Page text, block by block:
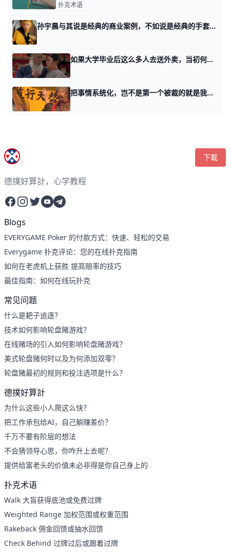
扑克术语
孙宇晨与其说是经典的商业案例，不如说是经典的手套案例 我接连几次提及孙宇晨昔日考北大的骚操作。 有读者问我，这个身家千亿的90后富豪。 是不是我那天在出路当中提及商业体系的经典案例？ 你这是一个理解上
如果大学毕业后这么多人去送外卖，当初何不快乐教育？ 那天在讲谋生话题时，有读者留言问了我一个很尖锐的问题。 他的原话太尖锐了，放不出来，我让风控润色下，大体上是这个意思。 他在质疑，我们的媒体总是
把事情系统化，岂不是第一个被裁的就是我？ 我曾经讲过，当年我还在职场执行层的时候，我很喜欢把我做过的事情系统化，把系统化的事情推广化，把推广化的事情标准化。 陆续有满级读者来问我，这么
下載
德撲好算計，心学教程
Facebook
Instagram
Twitter
YouTube
Telegram
Blogs
EVERYGAME Poker 的付款方式：快速、轻松的交易
Everygame 扑克评论：您的在线扑克指南
如何在老虎机上获胜 提高赔率的技巧
最佳指南：如何在线玩扑克
常见问题
什么是耙子追逐？
技术如何影响轮盘赌游戏？
在线赌场的引入如何影响轮盘赌游戏？
美式轮盘赌何时以及为何添加双零？
轮盘赌最初的规则和投注选项是什么？
德撲好算計
为什么这些小人爬这么快？
把工作承包给AI，自己躺赚差价？
千万不要有阶层的想法
不会猜领导心思，你咋升上去呢？
提供给富老头的价值未必非得是你自己身上的
扑克术语
Walk 大盲获得底池或免费过牌
Weighted Range 加权范围或权重范围
Rakeback 佣金回馈或抽水回馈
Check Behind 过牌过后或跟着过牌